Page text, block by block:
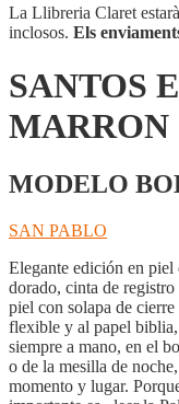
La Llibreria Claret
inclosos. Els
SANTOS
MARRON
MODELO
SAN PABLO
Elegante edición en
dorado, cinta de
piel con solapa de
flexible y al papel
siempre a mano, en el
o de la mesilla de
momento y lugar.